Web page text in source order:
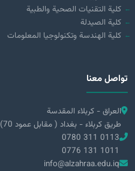
كلية التقنيات الصحية والطبية
كلية الصيدلة
كلية الهندسة وتكنولوجيا المعلومات
تواصل معنا
العراق - كربلاء المقدسة
طريق كربلاء - بغداد ( مقابل عمود 70)
0780 311 0113
0776 131 1011
info@alzahraa.edu.iq